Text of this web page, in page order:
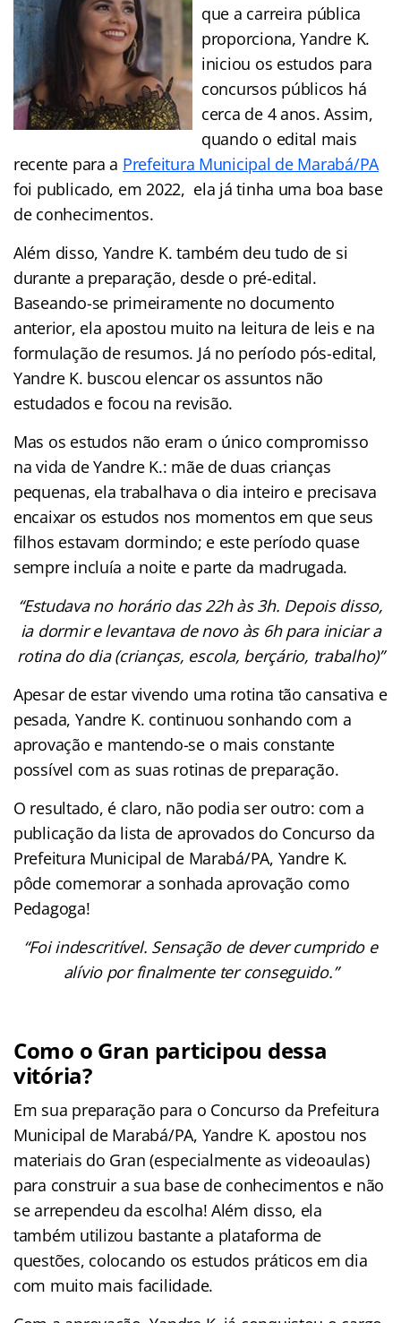
que a carreira pública
proporciona, Yandre K.
iniciou os estudos para
concursos públicos há
cerca de 4 anos. Assim,
quando o edital mais
recente para a Prefeitura Municipal de Marabá/PA
foi publicado, em 2022, ela já tinha uma boa base
de conhecimentos.
Além disso, Yandre K. também deu tudo de si
durante a preparação, desde o pré-edital.
Baseando-se primeiramente no documento
anterior, ela apostou muito na leitura de leis e na
formulação de resumos. Já no período pós-edital,
Yandre K. buscou elencar os assuntos não
estudados e focou na revisão.
Mas os estudos não eram o único compromisso
na vida de Yandre K.: mãe de duas crianças
pequenas, ela trabalhava o dia inteiro e precisava
encaixar os estudos nos momentos em que seus
filhos estavam dormindo; e este período quase
sempre incluía a noite e parte da madrugada.
“Estudava no horário das 22h às 3h. Depois disso,
ia dormir e levantava de novo às 6h para iniciar a
rotina do dia (crianças, escola, berçário, trabalho)”
Apesar de estar vivendo uma rotina tão cansativa e
pesada, Yandre K. continuou sonhando com a
aprovação e mantendo-se o mais constante
possível com as suas rotinas de preparação.
O resultado, é claro, não podia ser outro: com a
publicação da lista de aprovados do Concurso da
Prefeitura Municipal de Marabá/PA, Yandre K.
pôde comemorar a sonhada aprovação como
Pedagoga!
“Foi indescritível. Sensação de dever cumprido e
alívio por finalmente ter conseguido.”
Como o Gran participou dessa
vitória?
Em sua preparação para o Concurso da Prefeitura
Municipal de Marabá/PA, Yandre K. apostou nos
materiais do Gran (especialmente as videoaulas)
para construir a sua base de conhecimentos e não
se arrependeu da escolha! Além disso, ela
também utilizou bastante a plataforma de
questões, colocando os estudos práticos em dia
com muito mais facilidade.